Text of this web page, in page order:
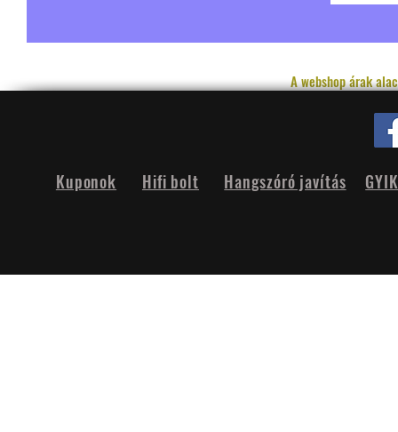
A webshop árak
Hifi bolt
Kuponok Hangszóró javítás GYIK